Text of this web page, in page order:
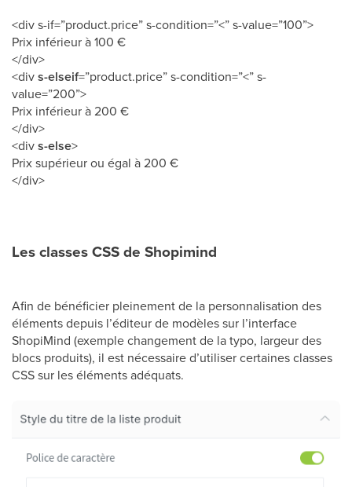
<div s-if=”product.price” s-condition=”<” s-value=”100”>
Prix inférieur à 100 €
</div>
<divs-elseif=”product.price” s-condition=”<” s-
value=”200”>
Prix inférieur à 200 €
</div>
<divs-else>
Prix supérieur ou égal à 200 €
</div>
Les classes CSS de Shopimind
Afin de bénéficier pleinement de la personnalisation des
éléments depuis l’éditeur de modèles sur l’interface
ShopiMind (exemple changement de la typo, largeur des
blocs produits), il est nécessaire d’utiliser certaines classes
CSS sur les éléments adéquats.